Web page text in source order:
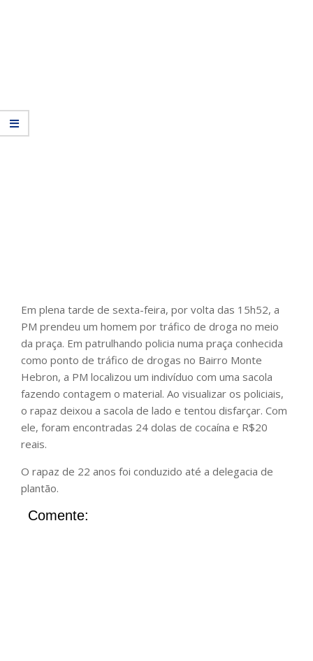
Em plena tarde de sexta-feira, por volta das 15h52, a
PM prendeu um homem por tráfico de droga no meio
da praça. Em patrulhando policia numa praça conhecida
como ponto de tráfico de drogas no Bairro Monte
Hebron, a PM localizou um indivíduo com uma sacola
fazendo contagem o material. Ao visualizar os policiais,
o rapaz deixou a sacola de lado e tentou disfarçar. Com
ele, foram encontradas 24 dolas de cocaína e R$20
reais.
O rapaz de 22 anos foi conduzido até a delegacia de
plantão.
Comente: